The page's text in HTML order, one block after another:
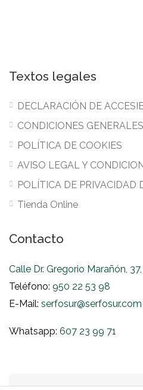
Textos legales
DECLARACIÓN DE
CONDICIONES
POLÍTICA DE COOKIES
AVISO LEGAL Y
POLÍTICA DE PRIVACIDAD
Tienda Online
Contacto
Calle Dr. Gregorio Marañón,
Teléfono: 950 22 53 98
E-Mail: serfosur@serfosur.com
Whatsapp: 607 23 99 71